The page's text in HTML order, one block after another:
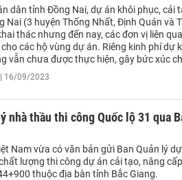
dân tỉnh Đồng Nai, dự án khôi phục, cải
Nai (3 huyện Thống Nhất, Định Quán và
thác nhưng đến nay, các đơn vị liên
các hộ vùng dự án. Riêng kinh phí dự
vẫn chưa được thực hiện, gây bức xúc
16/09/2023
nhà thầu thi công Quốc lộ 31 qua
Nam vừa có văn bản gửi Ban Quản lý
lượng thi công dự án cải tạo, nâng
thuộc địa bàn tỉnh Bắc Giang.